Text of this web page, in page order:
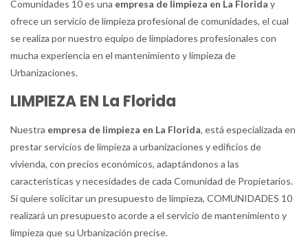
Comunidades 10 es una empresa de limpieza en La Florida y
ofrece un servicio de limpieza profesional de comunidades, el cual
se realiza por nuestro equipo de limpiadores profesionales con
mucha experiencia en el mantenimiento y limpieza de
Urbanizaciones.
LIMPIEZA EN La Florida
Nuestra empresa de limpieza en La Florida, está especializada en
prestar servicios de limpieza a urbanizaciones y edificios de
vivienda, con precios económicos, adaptándonos a las
características y necesidades de cada Comunidad de Propietarios.
Si quiere solicitar un presupuesto de limpieza, COMUNIDADES 10
realizará un presupuesto acorde a el servicio de mantenimiento y
limpieza que su Urbanización precise.